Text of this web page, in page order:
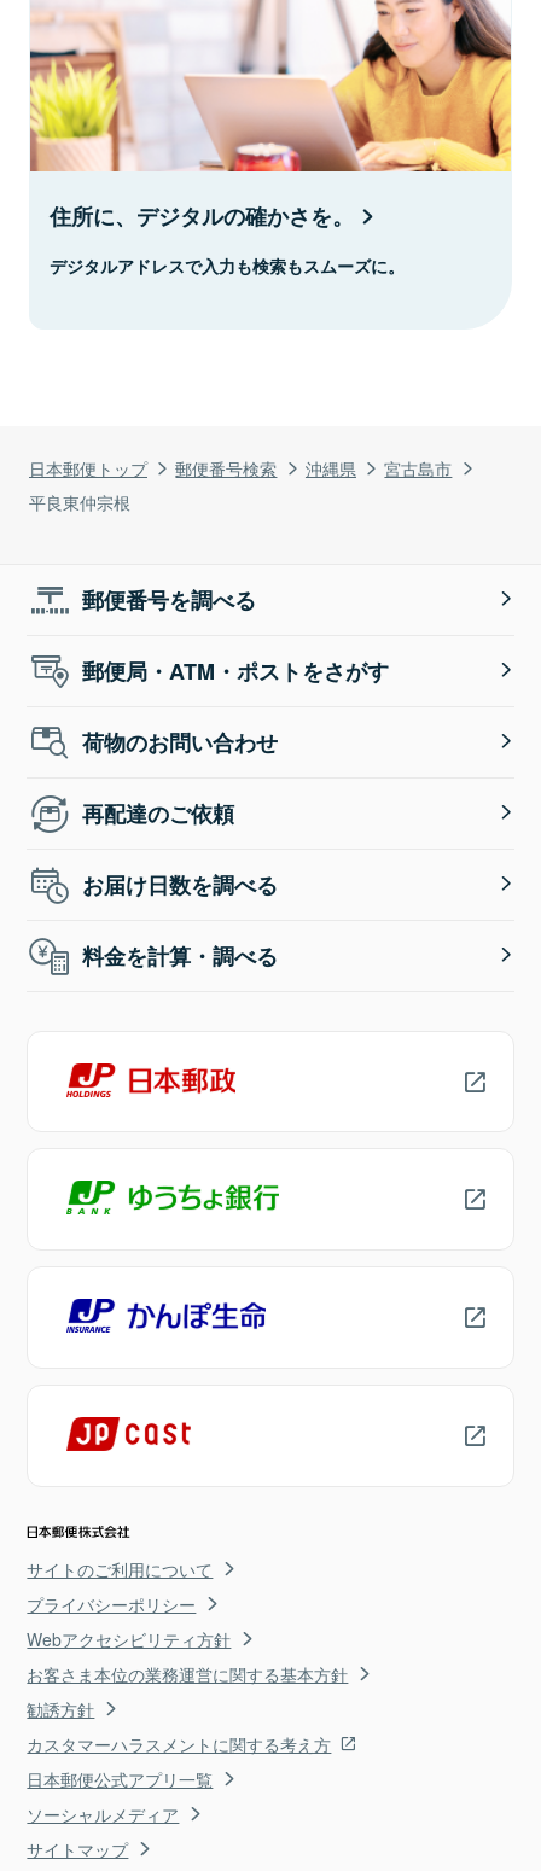
日本郵便トップ 郵便番号検索 沖縄県
宮古島市
平良東仲宗根
住所に、デジタルの確かさを。
デジタルアドレスで入力も検索もスムーズに。
郵便番号を調べる
郵便局・ATM・ポストをさがす
荷物のお問い合わせ
再配達のご依頼
お届け日数を調べる
料金を計算・調べる
サイトのご利用について
プライバシーポリシー
Webアクセシビリティ方針
お客さま本位の業務運営に関する基本方針
勧誘方針
カスタマーハラスメントに関する考え方
日本郵便公式アプリ一覧
ソーシャルメディア
サイトマップ